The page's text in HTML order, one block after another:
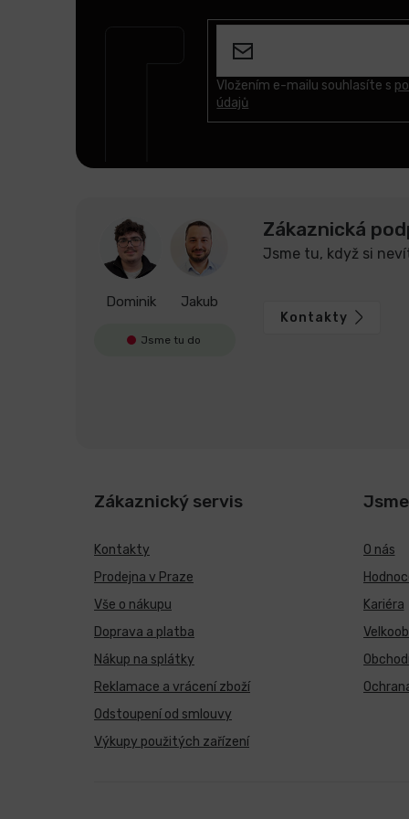
Vložením e-mailu souhlasíte s
údajů
Dominik Jakub
Jsme tu do
Zákaznická
Jsme tu, když si
Kontakty
Zákaznický servis
Kontakty
Prodejna v Praze
Vše o nákupu
Doprava a platba
Nákup na splátky
Reklamace a vrácení zboží
Odstoupení od smlouvy
Výkupy použitých zařízení
O nás
Kariéra